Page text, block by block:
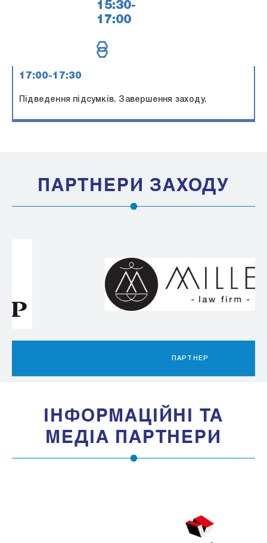
15:30-
17:00
17:00-17:30
Підведення підсумків. Завершення заходу.
ПАРТНЕРИ ЗАХОДУ
IНФОРМАЦIЙНI ТА
МЕДIА ПАРТНЕРИ